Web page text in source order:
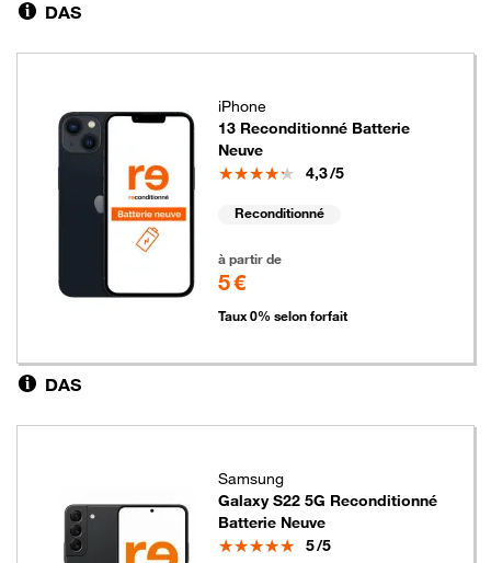
DAS
iPhone
13 Reconditionné Batterie
Neuve
Note
4,3/5
Reconditionné
à partir de
5 €
Taux 0% selon forfait
DAS
Samsung
Galaxy S22 5G Reconditionné
Batterie Neuve
Note
5/5